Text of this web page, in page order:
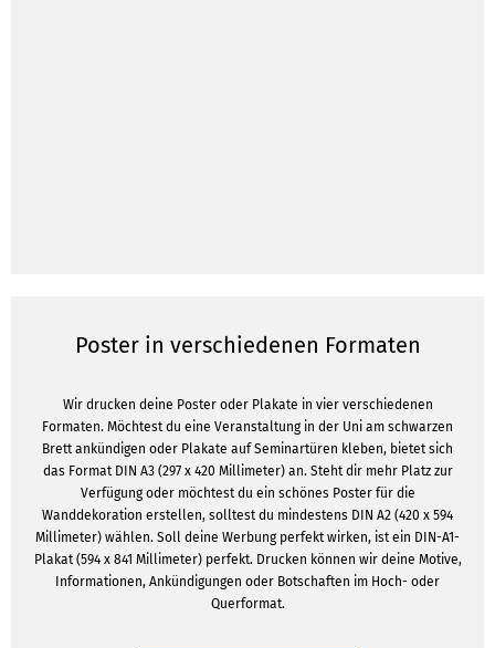
Poster in verschiedenen Formaten
Wir drucken deine Poster oder Plakate in vier verschiedenen
Formaten. Möchtest du eine Veranstaltung in der Uni am schwarzen
Brett ankündigen oder Plakate auf Seminartüren kleben, bietet sich
das Format DIN A3 (297 x 420 Millimeter) an. Steht dir mehr Platz zur
Verfügung oder möchtest du ein schönes Poster für die
Wanddekoration erstellen, solltest du mindestens DIN A2 (420 x 594
Millimeter) wählen. Soll deine Werbung perfekt wirken, ist ein DIN-A1-
Plakat (594 x 841 Millimeter) perfekt. Drucken können wir deine Motive,
Informationen, Ankündigungen oder Botschaften im Hoch- oder
Querformat.